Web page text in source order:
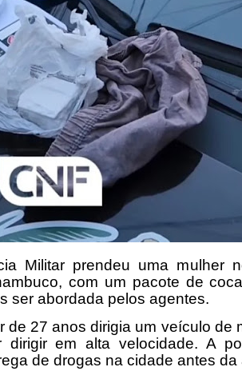
Militar prendeu uma mulher
com um pacote de
ser abordada pelos agentes.
de 27 anos dirigia um veículo de
em alta velocidade. A
de drogas na cidade antes da